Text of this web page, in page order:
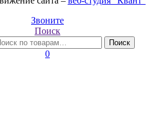
Звоните
Поиск
Поиск
0